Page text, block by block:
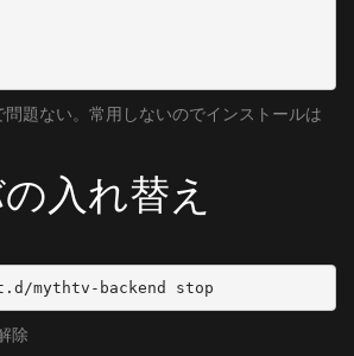
問題ない。常用しないのでインストールは
入れ替え
mythtv-backend stop
除